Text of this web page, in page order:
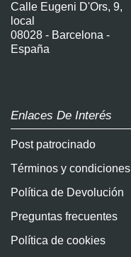
Calle Eugeni D'Ors, 9,
local
08028 - Barcelona -
España
Enlaces De Interés
Post patrocinado
Términos y condiciones
Política de Devolución
Preguntas frecuentes
Política de cookies